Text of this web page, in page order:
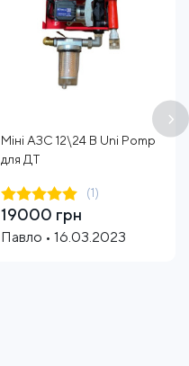
Міні АЗС 12\24 В Uni Pomp
для ДТ
(1)
19000 грн
Павло • 16.03.2023